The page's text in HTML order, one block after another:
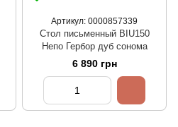
Артикул: 0000857339
Стол письменный BIU150
Непо Гербор дуб сонома
6 890 грн